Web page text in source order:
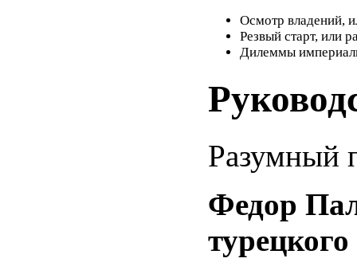
Осмотр владений,
Резвый старт, или
Дилеммы
Разумный
Федор